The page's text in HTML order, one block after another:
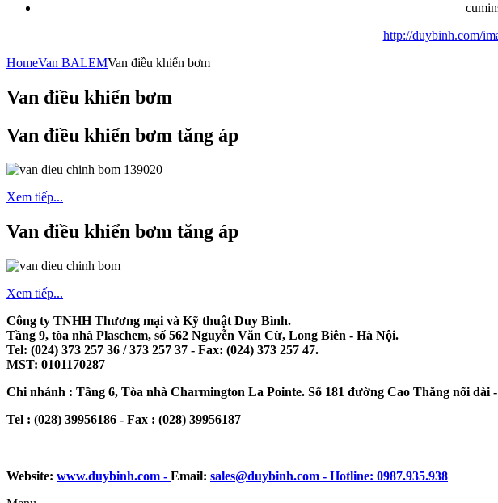
http://duybinh.com/
HomeVan BALEMVan điều khiển bơm
Van điều khiển bơm
Van điều khiển bơm tăng áp
Xem tiếp...
Van điều khiển bơm tăng áp
Xem tiếp...
Công ty TNHH Thương mại và Kỹ thuật Duy Bình.
Tầng 9, tòa nhà Plaschem, số 562 Nguyễn Văn Cừ, Long Biên - Hà Nội.
Tel: (024) 373 257 36 / 373 257 37 - Fax: (024) 373 257 47.
MST: 0101170287
Chi nhánh : Tầng 6, Tòa nhà Charmington La Pointe. Số 181 đường Cao Thắng nối
Tel : (028) 39956186 - Fax : (028) 39956187
Website: www.duybinh.com - Email: sales@duybinh.com - Hotline: 0987.935.938